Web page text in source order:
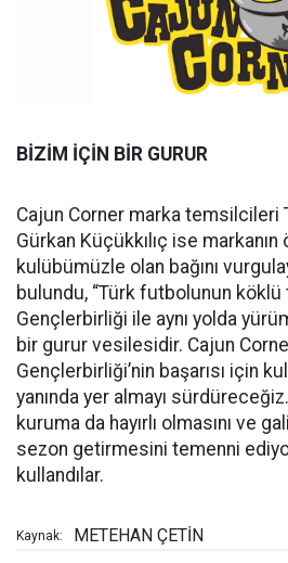
BİZİM İÇİN BİR GURUR
Cajun Corner marka temsilcileri
Gürkan Küçükkılıç ise markanın
kulübümüzle olan bağını
bulundu, “Türk futbolunun
Gençlerbirliği ile aynı yolda
bir gurur vesilesidir. Cajun
Gençlerbirliği’nin başarısı için
yanında yer almayı
kuruma da hayırlı olmasını ve
sezon getirmesini temenni
kullandılar.
Kaynak: METEHAN ÇETİN